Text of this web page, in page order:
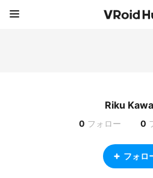
Riku
0 フォロー 0
フォロ